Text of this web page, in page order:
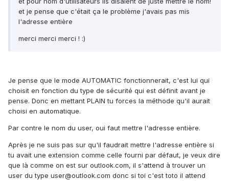
et je pense que c'était ça le problème j'avais pas mis
l'adresse entière
merci merci merci ! :)
Je pense que le mode AUTOMATIC fonctionnerait, c'est lui qui
choisit en fonction du type de sécurité qui est définit avant je
pense. Donc en mettant PLAIN tu forces la méthode qu'il aurait
choisi en automatique.
Par contre le nom du user, oui faut mettre l'adresse entière.
Après je ne suis pas sur qu'il faudrait mettre l'adresse entière si
tu avait une extension comme celle fourni par défaut, je veux dire
que là comme on est sur outlook.com, il s'attend à trouver un
user du type user@outlook.com donc si toi c'est toto il attend